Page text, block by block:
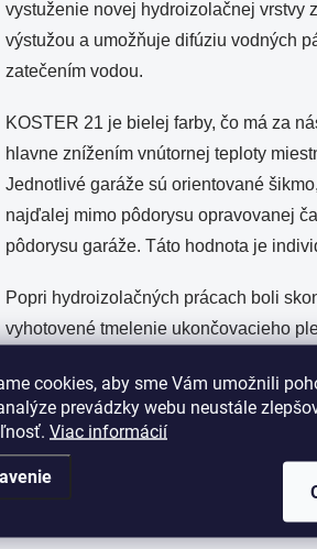
cookies, aby sme Vám umožnili
prevádzky webu neustále
Viac informácií
vystuženie novej hydroizolačnej vrstvy
výstužou a umožňuje difúziu vodných
zatečením vodou.
KOSTER 21 je bielej farby, čo má za
hlavne znížením vnútornej teploty
Jednotlivé garáže sú orientované
najďalej mimo pôdorysu opravovanej
pôdorysu garáže. Táto hodnota je
Popri hydroizolačných prácach boli
vyhotovené tmelenie ukončovacieho